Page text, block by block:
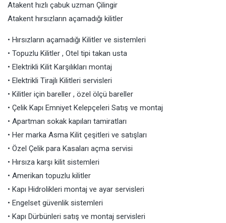
Atakent hızlı çabuk uzman Çilingir
Atakent hırsızların açamadığı kilitler
• Hırsızların açamadığı Kilitler ve sistemleri
• Topuzlu Kilitler , Otel tipi takan usta
• Elektrikli Kilit Karşılıkları montaj
• Elektrikli Tirajlı Kilitleri servisleri
• Kilitler için bareller , özel ölçü bareller
• Çelik Kapı Emniyet Kelepçeleri Satış ve montaj
• Apartman sokak kapıları tamiratları
• Her marka Asma Kilit çeşitleri ve satışları
• Özel Çelik para Kasaları açma servisi
• Hırsıza karşı kilit sistemleri
• Amerikan topuzlu kilitler
• Kapı Hidrolikleri montaj ve ayar servisleri
• Engelset güvenlik sistemleri
• Kapı Dürbünleri satış ve montaj servisleri